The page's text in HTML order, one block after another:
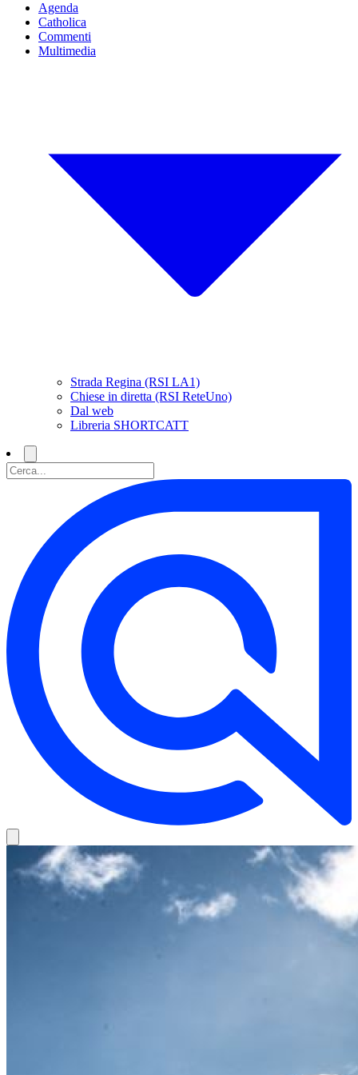
Agenda
Catholica
Commenti
Multimedia
Strada Regina (RSI LA1)
Chiese in diretta (RSI ReteUno)
Dal web
Libreria SHORTCATT